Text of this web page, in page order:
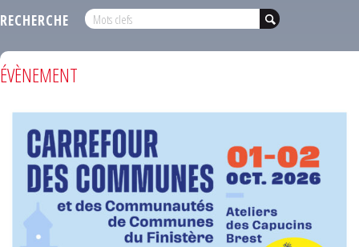
RECHERCHE
ÉVÈNEMENT